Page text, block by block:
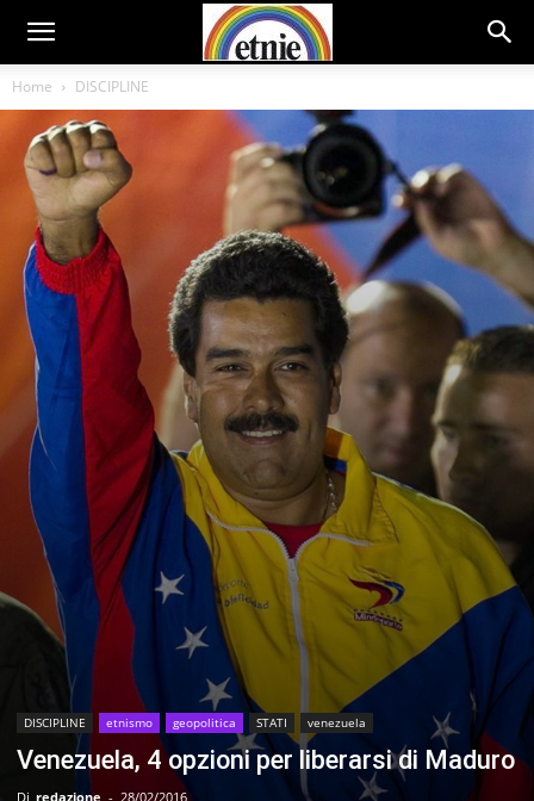
Home DISCIPLINE
DISCIPLINE etnismo geopolitica STATI venezuela
Venezuela, 4 opzioni per liberarsi di Maduro
Di redazione - 28/02/2016